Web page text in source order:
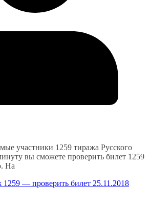
участники 1259 тиража Русского
вы сможете проверить билет 1259
На